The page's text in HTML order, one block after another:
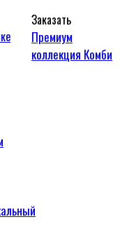
Заказать
Премиум
коллекция Комби